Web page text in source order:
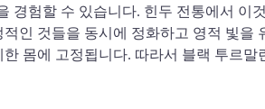
경험할 수 있습니다. 힌두 전통에서
인 것들을 동시에 정화하고 영적 빛
몸에 고정됩니다. 따라서 블랙 투르